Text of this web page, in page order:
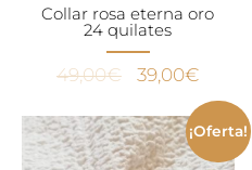
Collar rosa eterna oro
24 quilates
49,00€
El
original
era:
39,00€El
precio
actual
es:
¡Oferta!